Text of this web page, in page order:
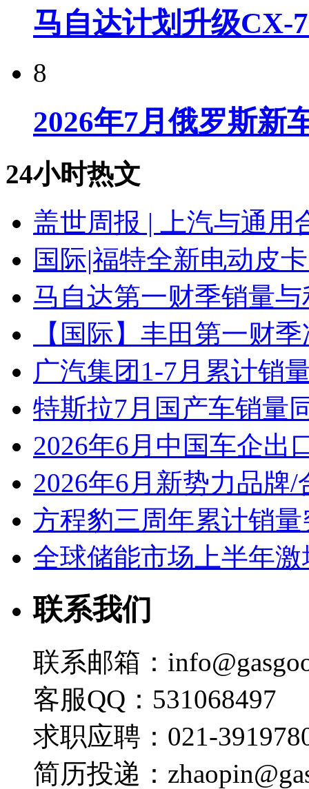
马自达计划升级CX-
8
2026年7月俄罗斯新
24小时热文
盖世周报 | 上汽与通用
国际|福特全新电动皮
马自达第一财季销量
【国际】丰田第一财
广汽集团1-7月累计销
特斯拉7月国产车销量
2026年6月中国车企出
2026年6月新势力品牌
方程豹三周年累计销
全球储能市场上半年激
联系我们
联系邮箱：
客服QQ：531068497
求职应聘：021-
简历投递：